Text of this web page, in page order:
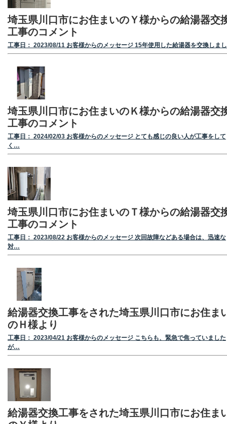
埼玉県川口市にお住まいのＹ様からの給湯器交
工事のコメント
工事日： 2023/08/11 お客様からのメッセージ 15年使用した給湯器を交換しま
埼玉県川口市にお住まいのＫ様からの給湯器交
工事のコメント
工事日： 2024/02/03 お客様からのメッセージ とても感じの良い人が工事をして
く…
埼玉県川口市にお住まいのＴ様からの給湯器交
工事のコメント
工事日： 2023/08/22 お客様からのメッセージ 次回故障などある場合は、迅速な
対…
給湯器交換工事をされた埼玉県川口市にお住ま
のＨ様より
工事日： 2023/04/21 お客様からのメッセージ こちらも、緊急で焦っていました
が…
給湯器交換工事をされた埼玉県川口市にお住ま